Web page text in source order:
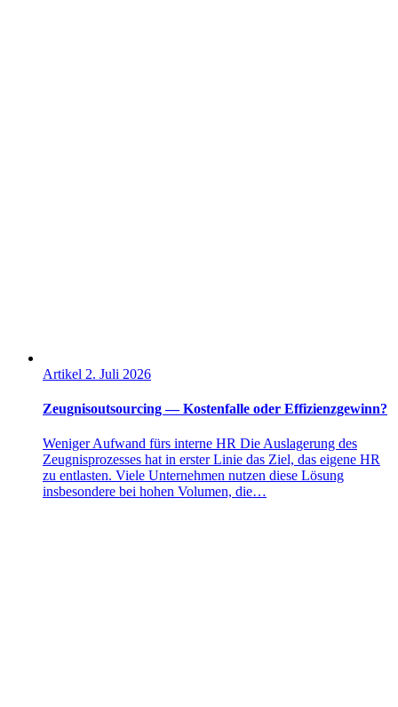
Artikel 2. Juli 2026
Zeugnisoutsourcing — Kostenfalle oder Effizienzgewinn?
Weniger Aufwand fürs interne HR Die Auslagerung des
Zeugnisprozesses hat in erster Linie das Ziel, das eigene HR
zu entlasten. Viele Unternehmen nutzen diese Lösung
insbesondere bei hohen Volumen, die…